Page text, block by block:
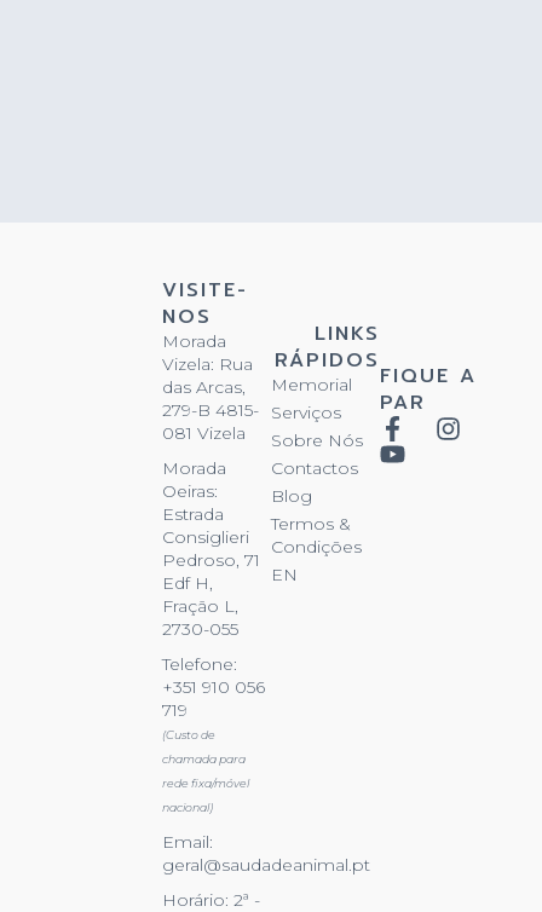
VISITE-
NOS
Morada
Vizela: Rua
das Arcas,
279-B 4815-
081 Vizela
Morada
Oeiras:
Estrada
Consiglieri
Pedroso, 71
Edf H,
Fração L,
2730-055
Telefone:
+351 910 056
719
(Custo de
chamada para
rede fixa/móvel
nacional)
Email:
geral@saudadeanimal.pt
Horário: 2ª -
LINKS
RÁPIDOS
Memorial
Serviços
Sobre Nós
Contactos
Blog
Termos &
Condições
EN
FIQUE A
PAR